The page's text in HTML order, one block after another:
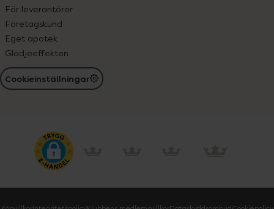
För leverantörer
Företagskund
Eget apotek
Glädjeeffekten
Cookieinställningar